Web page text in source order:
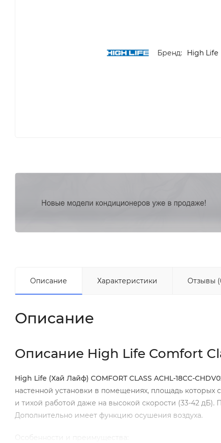
Бренд: High Life
Описание Характеристики Отзывы
Описание
Описание High Life Comfort
High Life (Хай Лайф) COMFORT CLASS ACHL-18CC-
настенной установки в помещениях, площадь которых
и тихой работой даже на высокой скорости (33-42 дБ).
Дополнительно имеет функцию осушения воздуха.
Особенности и преимущества: